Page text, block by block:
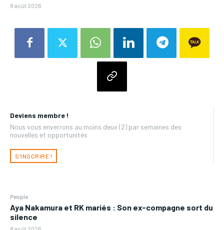
Deviens membre !
Nous vous enverrons au moins deux (2) par semaines des
nouvelles et opportunités
S'INSCRIRE !
People
Aya Nakamura et RK mariés : Son ex-compagne sort du
silence
8 août 2026
8 août 2026